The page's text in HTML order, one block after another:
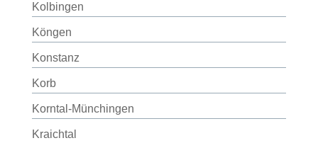
Kolbingen
Köngen
Konstanz
Korb
Korntal-Münchingen
Kraichtal